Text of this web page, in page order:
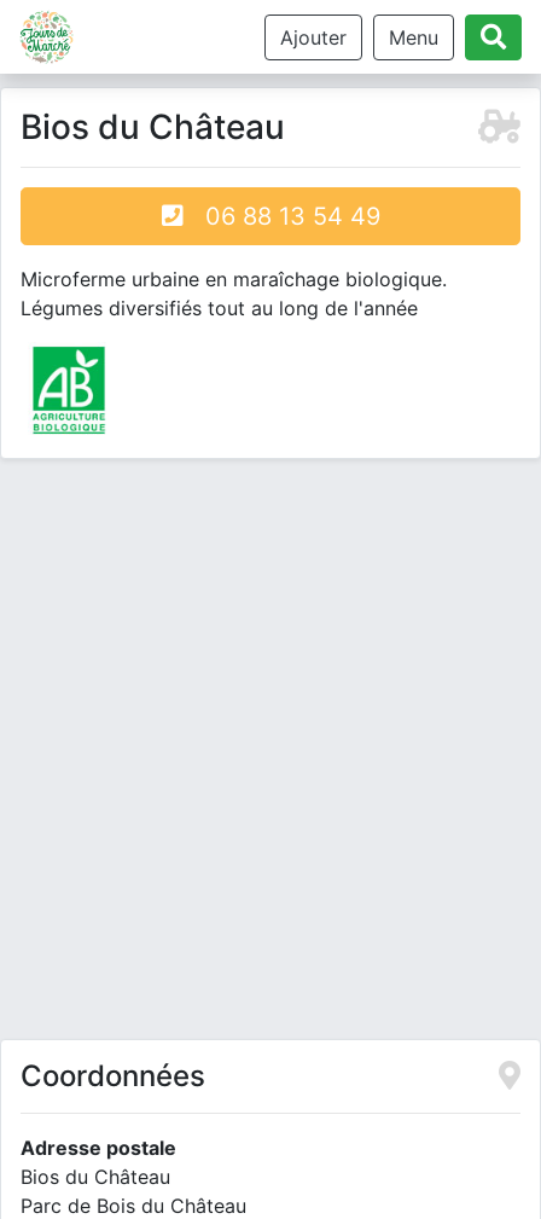
Ajouter Menu
Bios du Château
06 88 13 54 49
Microferme urbaine en maraîchage biologique.
Légumes diversifiés tout au long de l'année
Coordonnées
Adresse postale
Bios du Château
Parc de Bois du Château